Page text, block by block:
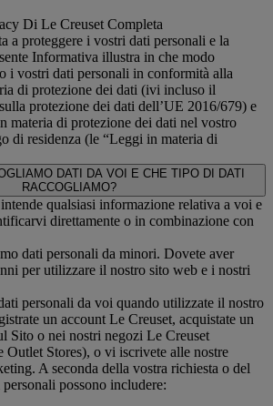
Di Le Creuset Completa
a proteggere i vostri dati personali e la
Informativa illustra in che modo
i vostri dati personali in conformità alla
di protezione dei dati (ivi incluso il
protezione dei dati dell’UE 2016/679) e
materia di protezione dei dati nel vostro
di residenza (le “Leggi in materia di
DATI DA VOI E CHE TIPO DI DATI
RACCOGLIAMO?
qualsiasi informazione relativa a voi e
direttamente o in combinazione con
dati personali da minori. Dovete aver
per utilizzare il nostro sito web e i nostri
personali da voi quando utilizzate il nostro
un account Le Creuset, acquistate un
Sito o nei nostri negozi Le Creuset
Outlet Stores), o vi iscrivete alle nostre
A seconda della vostra richiesta o del
possono includere: